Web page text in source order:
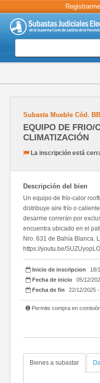
Registrarme
Subasta Mueble Cód.
EQUIPO DE FRIO/
CLIMATIZACIÓN
La inscripción está
Descripción del bien
Un equipo de frío-calor
distribuye aire frío o
desarme correrán por
encuentra ubicado en el
Nro. 631 de Bahía Blanca.
https://youtu.be/
Inicio de inscripcion
18/
Fecha de inicio
05/12/
Fecha de fin
22/12/2025 -
Permite compra en
Bienes a subastar